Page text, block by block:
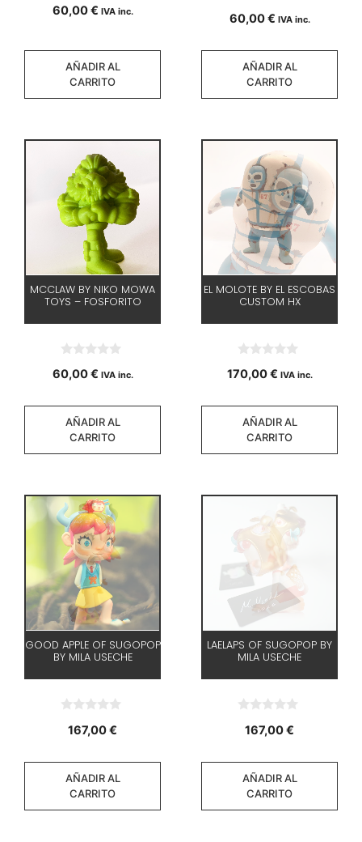
d
60,00€ IVA inc.
AÑADIR AL
CARRITO
d
60,00€ IVA inc.
AÑADIR AL
CARRITO
MCCLAW BY NIKO MOWA
TOYS – FOSFORITO
d
60,00€ IVA inc.
AÑADIR AL
CARRITO
EL MOLOTE BY EL ESCOBAS
CUSTOM HX
d
170,00€ IVA inc.
AÑADIR AL
CARRITO
GOOD APPLE OF SUGOPOP
BY MILA USECHE
167,00€
AÑADIR AL
CARRITO
LAELAPS OF SUGOPOP BY
MILA USECHE
167,00€
AÑADIR AL
CARRITO